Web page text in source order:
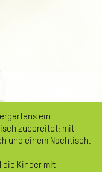
ein
zubereitet: mit
und einem Nachtisch.
die Kinder mit